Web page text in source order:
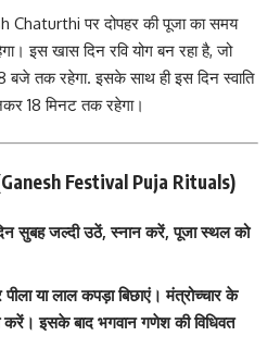
Chaturthi पर दोपहर की पूजा का समय
इस खास दिन रवि योग बन रहा है, जो
तक रहेगा. इसके साथ ही इस दिन स्वाति
18 मिनट तक रहेगा।
Festival Puja Rituals)
जल्दी उठें, स्नान करें, पूजा स्थल को
या लाल कपड़ा बिछाएं। मंत्रोच्चार के
इसके बाद भगवान गणेश की विधिवत